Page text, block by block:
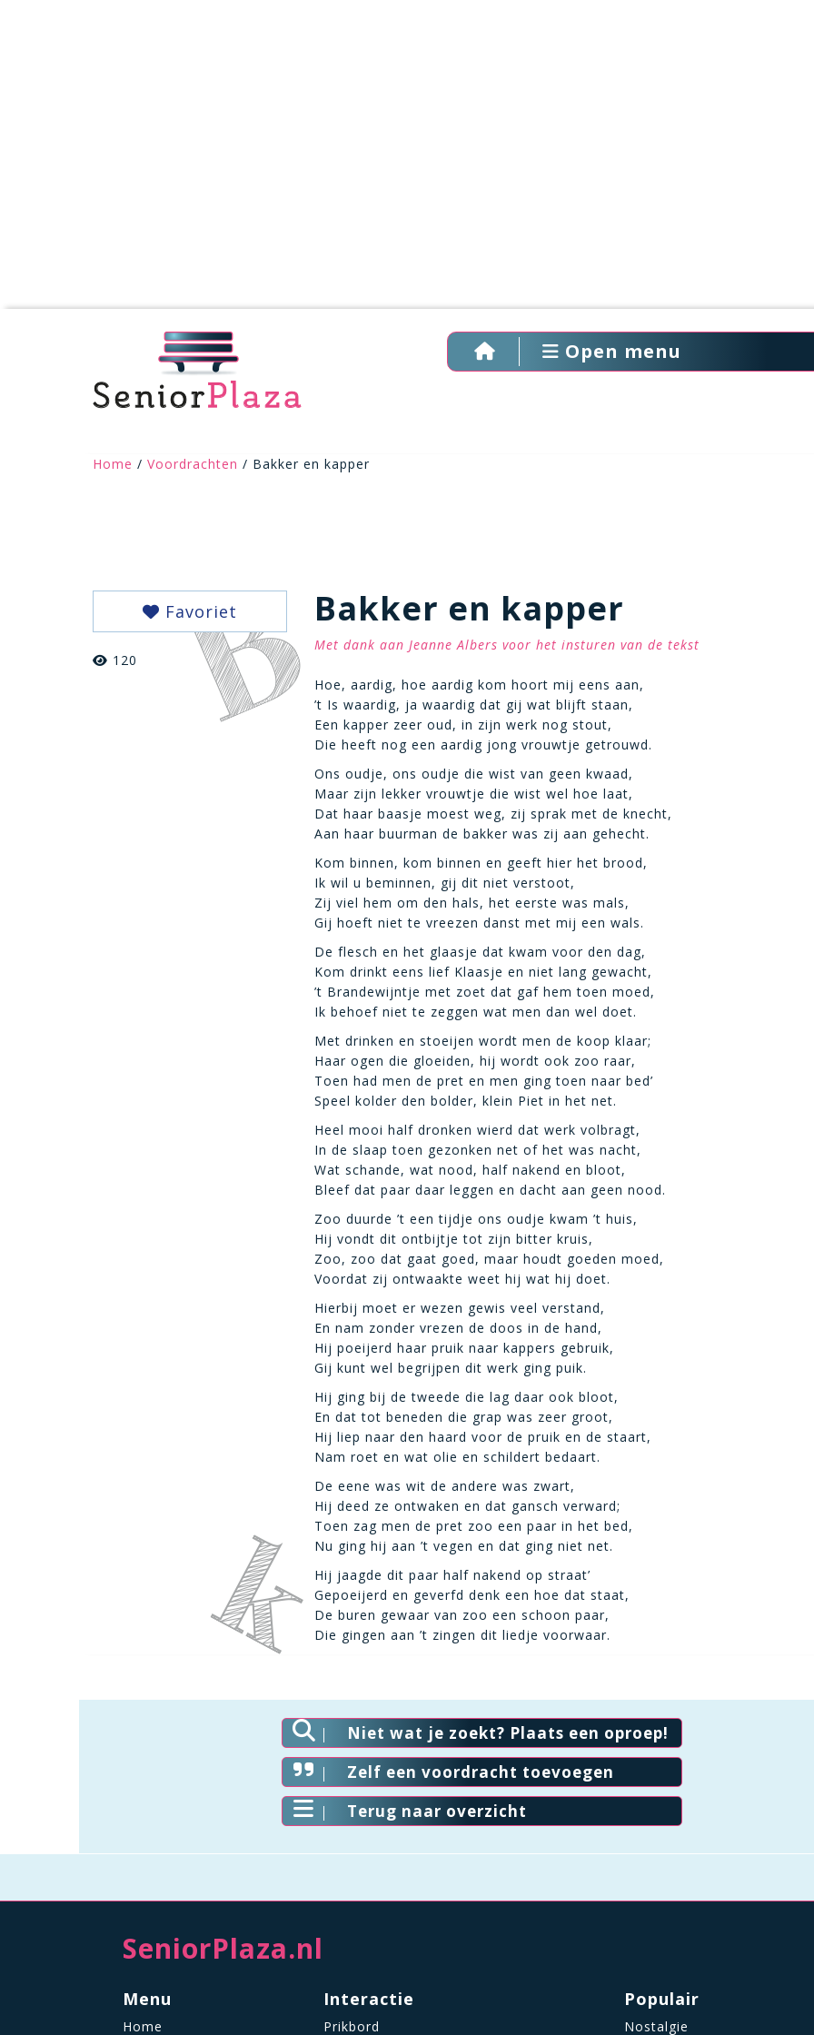
Open menu
Home / Voordrachten / Bakker en kapper
Favoriet
120
Bakker en kapper
Met dank aan Jeanne Albers voor het insturen van de tekst
Hoe, aardig, hoe aardig kom hoort mij eens aan,
’t Is waardig, ja waardig dat gij wat blijft staan,
Een kapper zeer oud, in zijn werk nog stout,
Die heeft nog een aardig jong vrouwtje getrouwd.
Ons oudje, ons oudje die wist van geen kwaad,
Maar zijn lekker vrouwtje die wist wel hoe laat,
Dat haar baasje moest weg, zij sprak met de knecht,
Aan haar buurman de bakker was zij aan gehecht.
Kom binnen, kom binnen en geeft hier het brood,
Ik wil u beminnen, gij dit niet verstoot,
Zij viel hem om den hals, het eerste was mals,
Gij hoeft niet te vreezen danst met mij een wals.
De flesch en het glaasje dat kwam voor den dag,
Kom drinkt eens lief Klaasje en niet lang gewacht,
’t Brandewijntje met zoet dat gaf hem toen moed,
Ik behoef niet te zeggen wat men dan wel doet.
Met drinken en stoeijen wordt men de koop klaar;
Haar ogen die gloeiden, hij wordt ook zoo raar,
Toen had men de pret en men ging toen naar bed’
Speel kolder den bolder, klein Piet in het net.
Heel mooi half dronken wierd dat werk volbragt,
In de slaap toen gezonken net of het was nacht,
Wat schande, wat nood, half nakend en bloot,
Bleef dat paar daar leggen en dacht aan geen nood.
Zoo duurde ’t een tijdje ons oudje kwam ’t huis,
Hij vondt dit ontbijtje tot zijn bitter kruis,
Zoo, zoo dat gaat goed, maar houdt goeden moed,
Voordat zij ontwaakte weet hij wat hij doet.
Hierbij moet er wezen gewis veel verstand,
En nam zonder vrezen de doos in de hand,
Hij poeijerd haar pruik naar kappers gebruik,
Gij kunt wel begrijpen dit werk ging puik.
Hij ging bij de tweede die lag daar ook bloot,
En dat tot beneden die grap was zeer groot,
Hij liep naar den haard voor de pruik en de staart,
Nam roet en wat olie en schildert bedaart.
De eene was wit de andere was zwart,
Hij deed ze ontwaken en dat gansch verward;
Toen zag men de pret zoo een paar in het bed,
Nu ging hij aan ’t vegen en dat ging niet net.
Hij jaagde dit paar half nakend op straat’
Gepoeijerd en geverfd denk een hoe dat staat,
De buren gewaar van zoo een schoon paar,
Die gingen aan ’t zingen dit liedje voorwaar.
Niet wat je zoekt? Plaats een oproep!
Zelf een voordracht toevoegen
Terug naar overzicht
SeniorPlaza.nl
Menu
Home
Interactie
Prikbord
Populair
Nostalgie